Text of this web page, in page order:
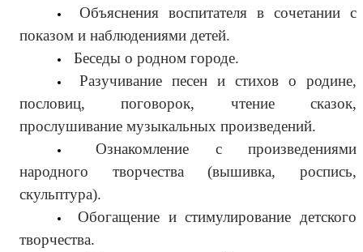
Объяснения воспитателя в сочетании с
показом и наблюдениями детей.
Беседы о родном городе.
Разучивание песен и стихов о родине,
пословиц, поговорок, чтение сказок,
прослушивание музыкальных произведений.
Ознакомление с произведениями
народного творчества (вышивка, роспись,
скульптура).
Обогащение и стимулирование детского
творчества.